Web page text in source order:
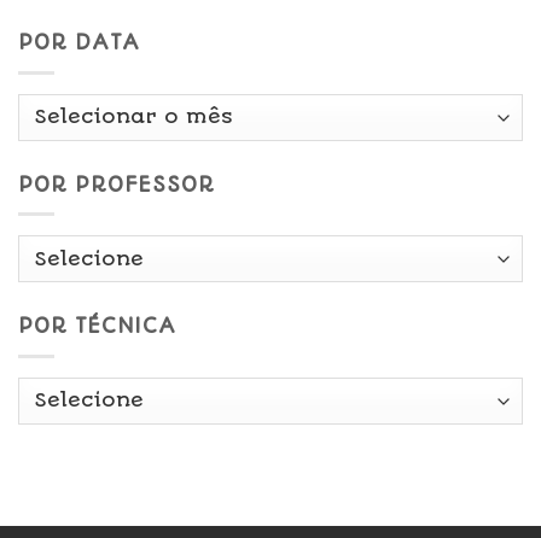
POR DATA
Por
POR PROFESSOR
POR TÉCNICA